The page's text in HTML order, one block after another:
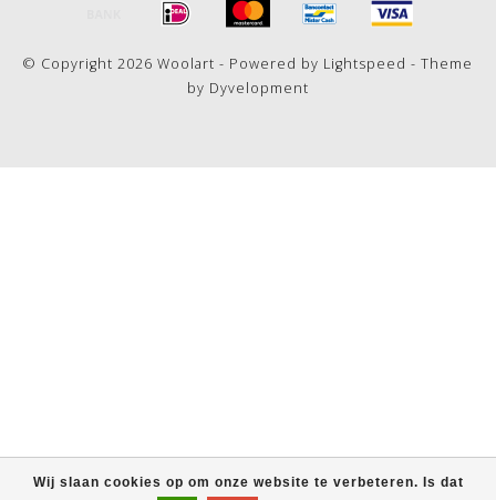
Wij slaan cookies op om onze website te verbeteren. Is dat
© Copyright 2026 Woolart - Powered by Lightspeed - Theme
by Dyvelopment